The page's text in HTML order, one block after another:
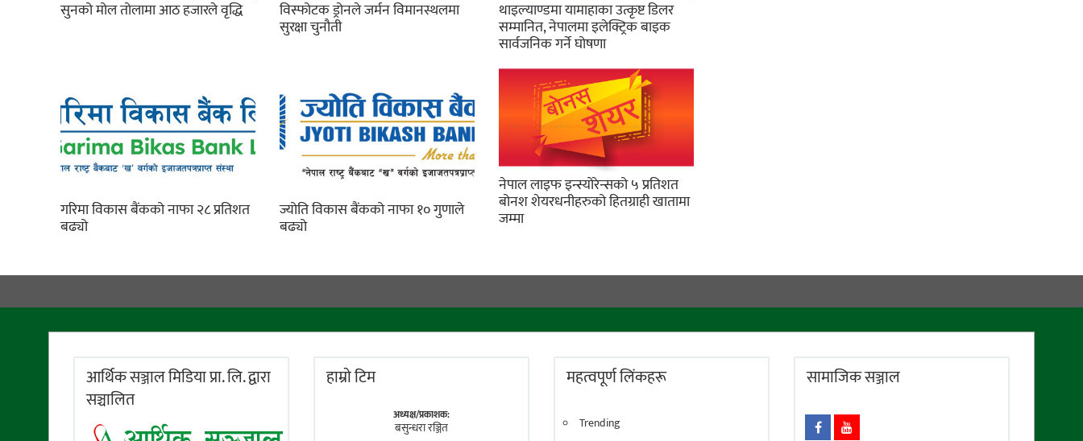
सुनको मोल तोलामा आठ हजारले वृद्धि विस्फोटक ड्रोनले जर्मन विमानस्थलमा
सुरक्षा चुनौती
थाइल्याण्डमा यामाहाका उत्कृष्ट डिलर
सम्मानित, नेपालमा इलेक्ट्रिक बाइक
सार्वजनिक गर्ने घोषणा
गरिमा विकास बैंकको नाफा २८ प्रतिशत
बढ्यो
ज्योति विकास बैंकको नाफा १० गुणाले
बढ्यो
नेपाल लाइफ इन्स्योरेन्सको ५ प्रतिशत
बोनश शेयरधनीहरुको हितग्राही खातामा
जम्मा
आर्थिक सञ्जाल मिडिया प्रा. लि. द्वारा
सञ्चालित
हाम्राे टिम
अध्यक्ष/प्रकाशक:
बसुन्धरा रञ्जित
महत्वपूर्ण लिंकहरू
Trending
सामाजिक सञ्जाल